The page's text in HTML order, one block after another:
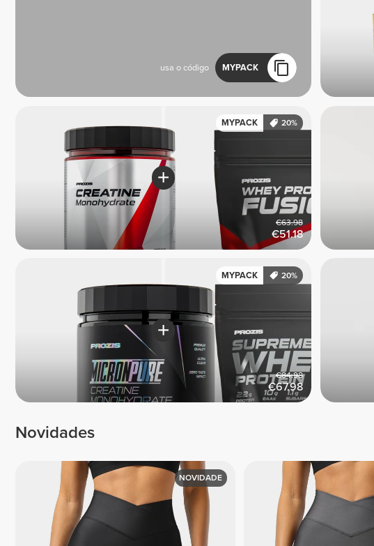
usa o código MYPACK
MYPACK 20%
€51.18
€63.98
MYPACK 20%
€67.98
€84.98
Novidades
NOVIDADE